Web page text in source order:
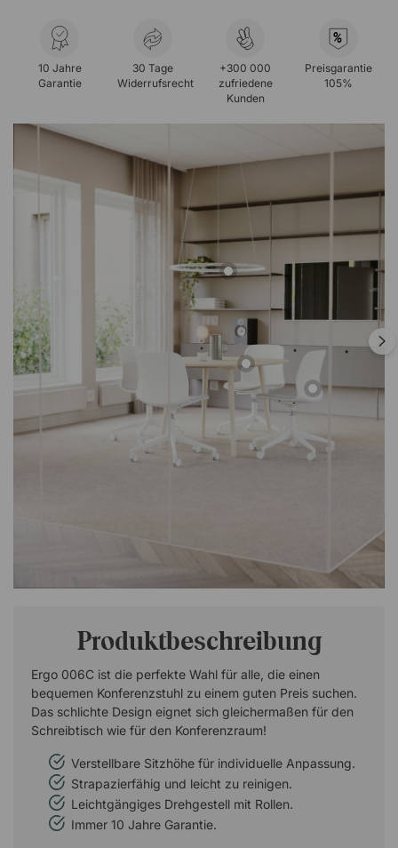
10 Jahre
Garantie
30 Tage
Widerrufsrecht
+300 000
zufriedene
Kunden
%
Preisgarantie
105%
Produktbeschreibung
Ergo 006C ist die perfekte Wahl für alle, die einen
bequemen Konferenzstuhl zu einem guten Preis suchen.
Das schlichte Design eignet sich gleichermaßen für den
Schreibtisch wie für den Konferenzraum!
Verstellbare Sitzhöhe für individuelle Anpassung.
Strapazierfähig und leicht zu reinigen.
Leichtgängiges Drehgestell mit Rollen.
Immer 10 Jahre Garantie.